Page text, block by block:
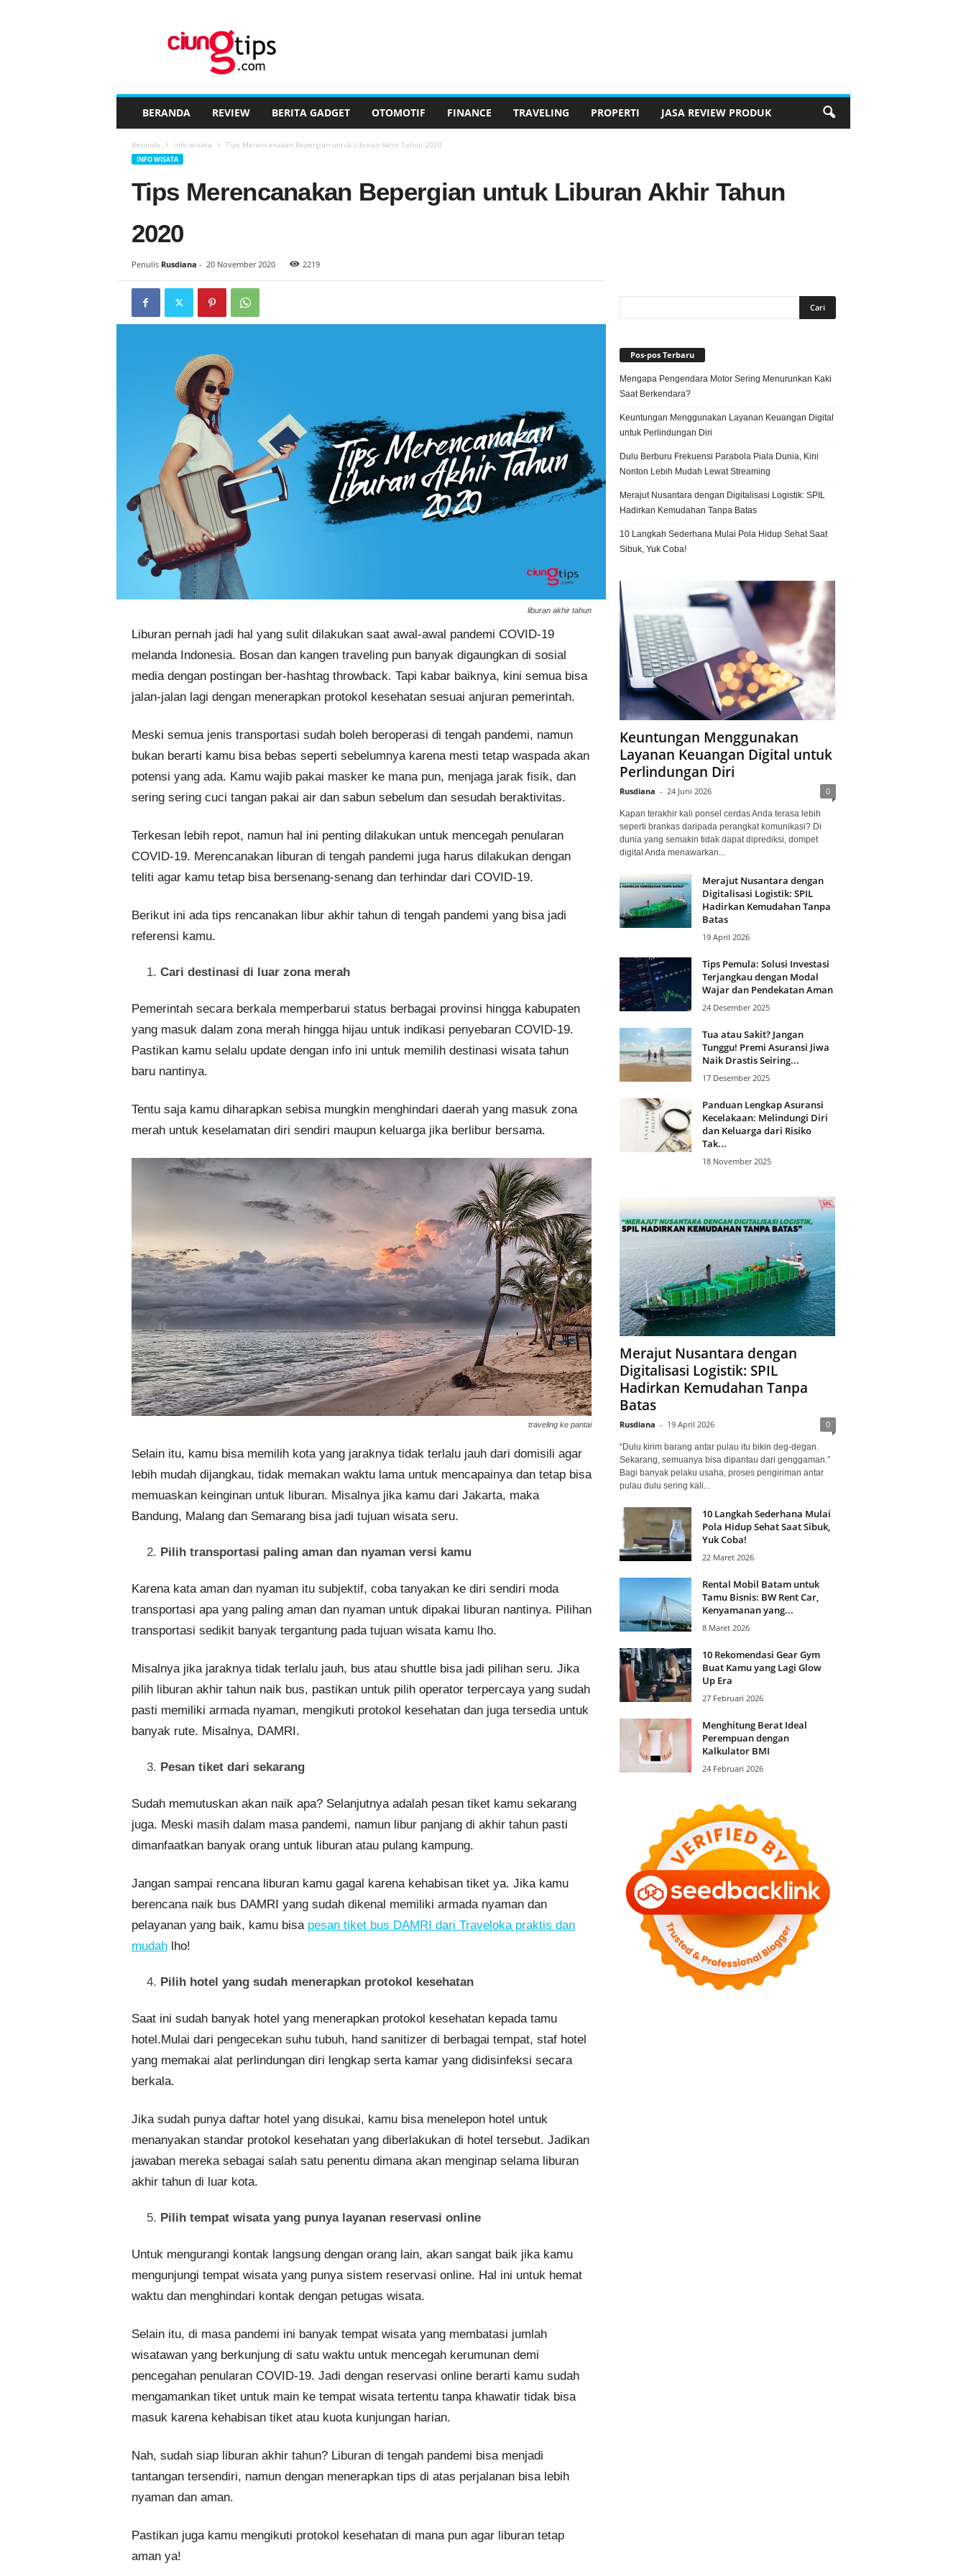
BERANDA REVIEW BERITA GADGET OTOMOTIF FINANCE TRAVELING PROPERTI JASA REVIEW PRODUK
Beranda info wisata Tips Merencanakan Bepergian untuk Liburan Akhir Tahun 2020
INFO WISATA
Tips Merencanakan Bepergian untuk Liburan Akhir Tahun
2020
Penulis Rusdiana - 20 November 2020 2219
liburan akhir tahun
Liburan pernah jadi hal yang sulit dilakukan saat awal-awal pandemi COVID-19
melanda Indonesia. Bosan dan kangen traveling pun banyak digaungkan di sosial
media dengan postingan ber-hashtag throwback. Tapi kabar baiknya, kini semua bisa
jalan-jalan lagi dengan menerapkan protokol kesehatan sesuai anjuran pemerintah.
Meski semua jenis transportasi sudah boleh beroperasi di tengah pandemi, namun
bukan berarti kamu bisa bebas seperti sebelumnya karena mesti tetap waspada akan
potensi yang ada. Kamu wajib pakai masker ke mana pun, menjaga jarak fisik, dan
sering sering cuci tangan pakai air dan sabun sebelum dan sesudah beraktivitas.
Terkesan lebih repot, namun hal ini penting dilakukan untuk mencegah penularan
COVID-19. Merencanakan liburan di tengah pandemi juga harus dilakukan dengan
teliti agar kamu tetap bisa bersenang-senang dan terhindar dari COVID-19.
Berikut ini ada tips rencanakan libur akhir tahun di tengah pandemi yang bisa jadi
referensi kamu.
Cari destinasi di luar zona merah
Pemerintah secara berkala memperbarui status berbagai provinsi hingga kabupaten
yang masuk dalam zona merah hingga hijau untuk indikasi penyebaran COVID-19.
Pastikan kamu selalu update dengan info ini untuk memilih destinasi wisata tahun
baru nantinya.
Tentu saja kamu diharapkan sebisa mungkin menghindari daerah yang masuk zona
merah untuk keselamatan diri sendiri maupun keluarga jika berlibur bersama.
traveling ke pantai
Selain itu, kamu bisa memilih kota yang jaraknya tidak terlalu jauh dari domisili agar
lebih mudah dijangkau, tidak memakan waktu lama untuk mencapainya dan tetap bisa
memuaskan keinginan untuk liburan. Misalnya jika kamu dari Jakarta, maka
Bandung, Malang dan Semarang bisa jadi tujuan wisata seru.
Pilih transportasi paling aman dan nyaman versi kamu
Karena kata aman dan nyaman itu subjektif, coba tanyakan ke diri sendiri moda
transportasi apa yang paling aman dan nyaman untuk dipakai liburan nantinya. Pilihan
transportasi sedikit banyak tergantung pada tujuan wisata kamu lho.
Misalnya jika jaraknya tidak terlalu jauh, bus atau shuttle bisa jadi pilihan seru. Jika
pilih liburan akhir tahun naik bus, pastikan untuk pilih operator terpercaya yang sudah
pasti memiliki armada nyaman, mengikuti protokol kesehatan dan juga tersedia untuk
banyak rute. Misalnya, DAMRI.
Pesan tiket dari sekarang
Sudah memutuskan akan naik apa? Selanjutnya adalah pesan tiket kamu sekarang
juga. Meski masih dalam masa pandemi, namun libur panjang di akhir tahun pasti
dimanfaatkan banyak orang untuk liburan atau pulang kampung.
Jangan sampai rencana liburan kamu gagal karena kehabisan tiket ya. Jika kamu
berencana naik bus DAMRI yang sudah dikenal memiliki armada nyaman dan
pelayanan yang baik, kamu bisa pesan tiket bus DAMRI dari Traveloka praktis dan
mudahlho!
Pilih hotel yang sudah menerapkan protokol kesehatan
Saat ini sudah banyak hotel yang menerapkan protokol kesehatan kepada tamu
hotel.Mulai dari pengecekan suhu tubuh, hand sanitizer di berbagai tempat, staf hotel
yang memakai alat perlindungan diri lengkap serta kamar yang didisinfeksi secara
berkala.
Jika sudah punya daftar hotel yang disukai, kamu bisa menelepon hotel untuk
menanyakan standar protokol kesehatan yang diberlakukan di hotel tersebut. Jadikan
jawaban mereka sebagai salah satu penentu dimana akan menginap selama liburan
akhir tahun di luar kota.
Pilih tempat wisata yang punya layanan reservasi online
Untuk mengurangi kontak langsung dengan orang lain, akan sangat baik jika kamu
mengunjungi tempat wisata yang punya sistem reservasi online. Hal ini untuk hemat
waktu dan menghindari kontak dengan petugas wisata.
Selain itu, di masa pandemi ini banyak tempat wisata yang membatasi jumlah
wisatawan yang berkunjung di satu waktu untuk mencegah kerumunan demi
pencegahan penularan COVID-19. Jadi dengan reservasi online berarti kamu sudah
mengamankan tiket untuk main ke tempat wisata tertentu tanpa khawatir tidak bisa
masuk karena kehabisan tiket atau kuota kunjungan harian.
Nah, sudah siap liburan akhir tahun? Liburan di tengah pandemi bisa menjadi
tantangan tersendiri, namun dengan menerapkan tips di atas perjalanan bisa lebih
nyaman dan aman.
Pastikan juga kamu mengikuti protokol kesehatan di mana pun agar liburan tetap
aman ya!
Pos-pos Terbaru
Mengapa Pengendara Motor Sering Menurunkan Kaki
Saat Berkendara?
Keuntungan Menggunakan Layanan Keuangan Digital
untuk Perlindungan Diri
Dulu Berburu Frekuensi Parabola Piala Dunia, Kini
Nonton Lebih Mudah Lewat Streaming
Merajut Nusantara dengan Digitalisasi Logistik: SPIL
Hadirkan Kemudahan Tanpa Batas
10 Langkah Sederhana Mulai Pola Hidup Sehat Saat
Sibuk, Yuk Coba!
Keuntungan Menggunakan
Layanan Keuangan Digital untuk
Perlindungan Diri
Rusdiana - 24 Juni 2026 0
Kapan terakhir kali ponsel cerdas Anda terasa lebih
seperti brankas daripada perangkat komunikasi? Di
dunia yang semakin tidak dapat diprediksi, dompet
digital Anda menawarkan...
Merajut Nusantara dengan
Digitalisasi Logistik: SPIL
Hadirkan Kemudahan Tanpa
Batas
19 April 2026
Tips Pemula: Solusi Investasi
Terjangkau dengan Modal
Wajar dan Pendekatan Aman
24 Desember 2025
Tua atau Sakit? Jangan
Tunggu! Premi Asuransi Jiwa
Naik Drastis Seiring...
17 Desember 2025
Panduan Lengkap Asuransi
Kecelakaan: Melindungi Diri
dan Keluarga dari Risiko
Tak...
18 November 2025
Merajut Nusantara dengan
Digitalisasi Logistik: SPIL
Hadirkan Kemudahan Tanpa
Batas
Rusdiana - 19 April 2026 0
“Dulu kirim barang antar pulau itu bikin deg-degan.
Sekarang, semuanya bisa dipantau dari genggaman.”
Bagi banyak pelaku usaha, proses pengiriman antar
pulau dulu sering kali...
10 Langkah Sederhana Mulai
Pola Hidup Sehat Saat Sibuk,
Yuk Coba!
22 Maret 2026
Rental Mobil Batam untuk
Tamu Bisnis: BW Rent Car,
Kenyamanan yang...
8 Maret 2026
10 Rekomendasi Gear Gym
Buat Kamu yang Lagi Glow
Up Era
27 Februari 2026
Menghitung Berat Ideal
Perempuan dengan
Kalkulator BMI
24 Februari 2026